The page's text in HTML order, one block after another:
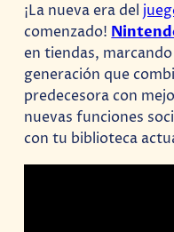
¡La nueva era del
comenzado!
en tiendas,
generación que
predecesora con
nuevas funciones
con tu biblioteca